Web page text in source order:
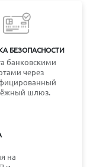
БЕЗОПАСНОСТИ
банковскими
через
шлюз.
на